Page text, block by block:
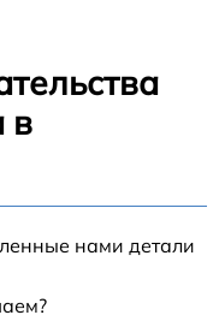
в
нами детали